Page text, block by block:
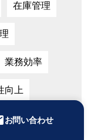
在庫管理
業務効率
向上
経費削減
お問い合わせ